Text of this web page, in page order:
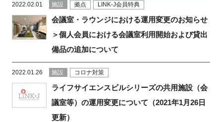
2022.02.01 施設 拠点 LINK-J会員特典
会議室・ラウンジにおける運用変更のお知らせ
＞個人会員における会議室利用開始および貸出
備品の追加について
2022.01.26 施設 コロナ対策
ライフサイエンスビルシリーズの共用施設（会
議室等）の運用変更について（2021年1月26日
更新）